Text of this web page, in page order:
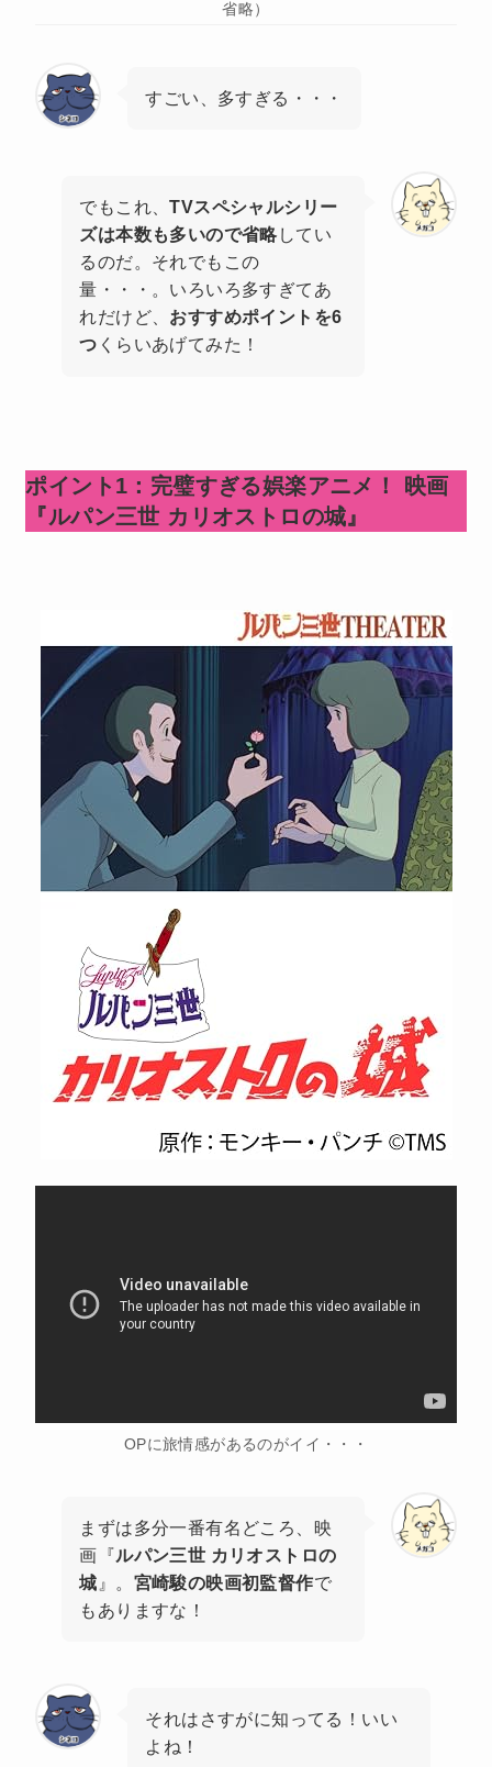
省略）
すごい、多すぎる・・・
でもこれ、TVスペシャルシリー
ズは本数も多いので省略 してい
るのだ。それでもこの
量・・・。いろいろ多すぎてあ
れだけど、 おすすめポイントを6
つ くらいあげてみた！
ポイント1：完璧すぎる娯楽アニメ！ 映画
『ルパン三世 カリオストロの城』
OPに旅情感があるのがイイ・・・
まずは多分一番有名どころ、映
画『ルパン三世 カリオストロの
城 』。 宮崎駿の映画初監督作で
もありますな！
それはさすがに知ってる！いい
よね！